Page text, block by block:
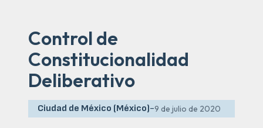
Control de
Constitucionalidad
Deliberativo
Ciudad de México (México)-9 de julio de 2020